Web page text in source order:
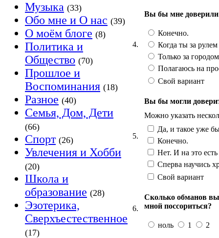
Музыка (33)
Обо мне и О нас (39)
О моём блоге (8)
Политика и
Общество (70)
Прошлое и
Воспоминания (18)
Разное (40)
Семья, Дом, Дети
(66)
Спорт (26)
Увлечения и Хобби
(20)
Школа и
образование (28)
Эзотерика,
Сверхъестественное
(17)
4.
Вы бы мне доверили
Конечно.
Когда ты за
Только за
Полагаюсь на
Свой вариант
5.
Вы бы могли
Можно указать
Да, и такое уже
Конечно.
Нет. И на это
Сперва научись
Свой вариант
6.
Сколько обманов вы
мной поссориться?
ноль 1 2